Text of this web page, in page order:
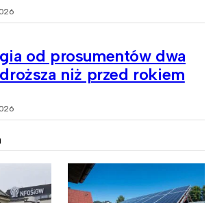
od prosumentów dwa
niż przed rokiem